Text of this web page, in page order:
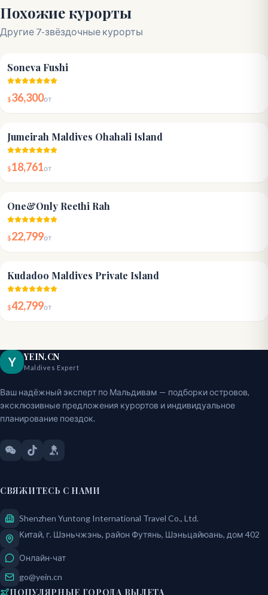
Похожие курорты
Другие 7-звёздочные курорты
Soneva Fushi
$36,300от
Jumeirah Maldives Ohahali Island
$18,761от
One&Only Reethi Rah
$22,799от
Kudadoo Maldives Private Island
$42,799от
Y YEIN.CN
Maldives Expert
Ваш надёжный эксперт по Мальдивам — подборки островов,
эксклюзивные предложения курортов и индивидуальное
планирование поездок.
СВЯЖИТЕСЬ С НАМИ
Shenzhen Yuntong International Travel Co., Ltd.
Китай, г. Шэньчжэнь, район Футянь, Шэньцайюань, дом 402
Онлайн-чат
go@yein.cn
ПОПУЛЯРНЫЕ ГОРОДА ВЫЛЕТА